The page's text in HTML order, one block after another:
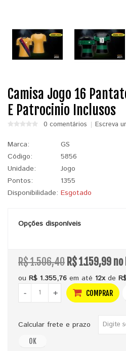
Camisa Jogo 16
E Patrocinio Inclusos
0 comentários Escreva
Marca:
GS
Código:
5856
Unidade:
Jogo
Pontos:
1355
Disponibilidade: Esgotado
Opções disponíveis
R$ 1.506,40 R$ 1.159,99 no
ou R$ 1.355,76 em até 12xde
-
+ COMPRAR
Calcular frete e prazo
OK